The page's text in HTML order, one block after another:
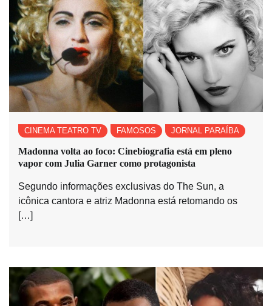
CINEMA TEATRO TV FAMOSOS JORNAL PARAÍBA
Madonna volta ao foco: Cinebiografia está em pleno
vapor com Julia Garner como protagonista
Segundo informações exclusivas do The Sun, a
icônica cantora e atriz Madonna está retomando os
[…]